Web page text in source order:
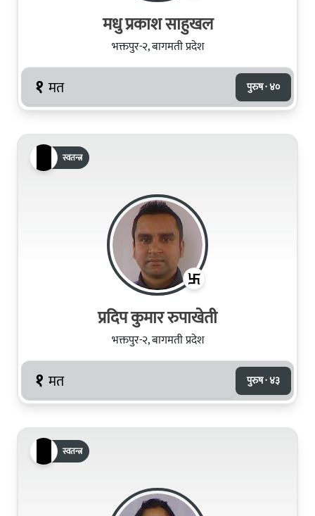
मधु प्रकाश साहुखल
भक्तपुर-२, बागमती प्रदेश
१ मत पुरुष · ४०
स्वतन्त्र
प्रदिप कुमार रुपाखेती
भक्तपुर-२, बागमती प्रदेश
१ मत पुरुष · ४३
स्वतन्त्र